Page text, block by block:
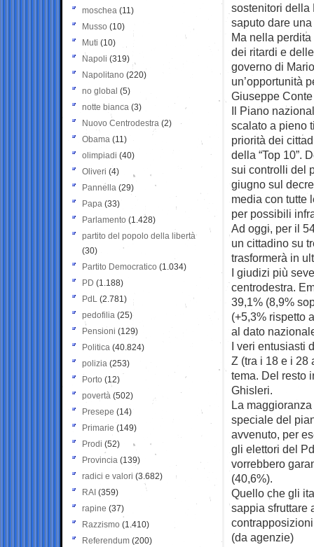
sostenitori della
saputo dare
Ma nella
dei ritardi e
governo di
un’opportunità
Giuseppe
Il Piano
scalato a pieno
priorità dei
della “Top 10”.
sui controlli del
giugno sul
media con tutte
per possibili
Ad oggi, per il
un cittadino su
trasformerà in
I giudizi più
centrodestra.
39,1% (8,9%
(+5,3% rispetto
al dato
I veri entusiasti
Z (tra i 18 e i 28
tema. Del resto
Ghisleri.
La
speciale del
avvenuto, per
gli elettori del
vorrebbero
(40,6%).
Quello che gli
sappia sfruttare
(da agenzie)
moschea (11)
Musso (10)
Muti (10)
Napoli (319)
Napolitano (220)
no global (5)
notte bianca (3)
Nuovo Centrodestra (2)
Obama (11)
olimpiadi (40)
Oliveri (4)
Pannella (29)
Papa (33)
Parlamento (1.428)
partito del popolo della libertà
(30)
Partito Democratico (1.034)
PD (1.188)
PdL (2.781)
pedofilia (25)
Pensioni (129)
Politica (40.824)
polizia (253)
Porto (12)
povertà (502)
Presepe (14)
Primarie (149)
Prodi (52)
Provincia (139)
radici e valori (3.682)
RAI (359)
rapine (37)
Razzismo (1.410)
Referendum (200)